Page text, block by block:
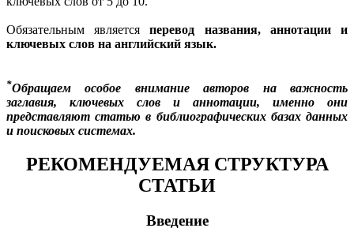
Обязательным являетсяперевод названия, аннотации и
ключевых слов на английский язык.
*Обращаем особое внимание авторов на важность
заглавия, ключевых слов и аннотации, именно они
представляют статью в библиографических базах данных
и поисковых системах.
РЕКОМЕНДУЕМАЯ СТРУКТУРА
СТАТЬИ
Введение